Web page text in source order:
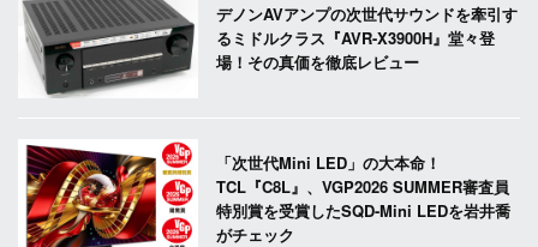
デノンAVアンプの次世代サウンドを牽引す
るミドルクラス『AVR-X3900H』堂々登
場！その真価を徹底レビュー
「次世代Mini LED」の大本命！
TCL『C8L』、VGP2026 SUMMER審査員
特別賞を受賞したSQD-Mini LEDを岩井喬
がチェック